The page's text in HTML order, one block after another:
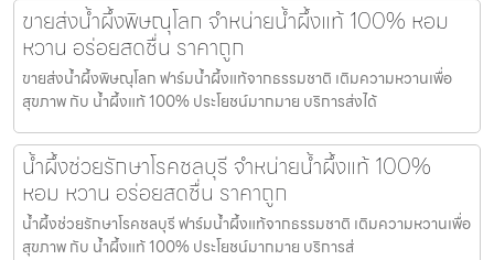
ขายส่งน้ำผึ้งพิษณุโลก จำหน่ายน้ำผึ้งแท้ 100% หอม
หวาน อร่อยสดชื่น ราคาถูก
ขายส่งน้ำผึ้งพิษณุโลก ฟาร์มน้ำผึ้งแท้จากธรรมชาติ เติมความหวานเพื่อ
สุขภาพ กับ น้ำผึ้งแท้ 100% ประโยชน์มากมาย บริการส่งได้
น้ำผึ้งช่วยรักษาโรคชลบุรี จำหน่ายน้ำผึ้งแท้ 100%
หอม หวาน อร่อยสดชื่น ราคาถูก
น้ำผึ้งช่วยรักษาโรคชลบุรี ฟาร์มน้ำผึ้งแท้จากธรรมชาติ เติมความหวานเพื่อ
สุขภาพ กับ น้ำผึ้งแท้ 100% ประโยชน์มากมาย บริการส่